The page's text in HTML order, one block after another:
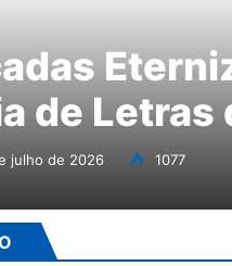
Letras do
1077